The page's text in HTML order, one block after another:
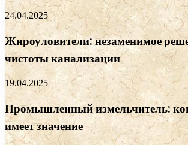
24.04.2025
Жироуловители: незаменимое
чистоты канализации
19.04.2025
Промышленный измельчитель:
имеет значение